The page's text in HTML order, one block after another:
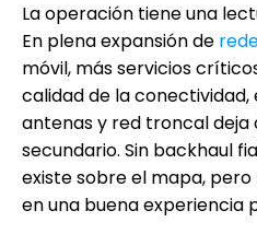
La operación tiene una
En plena expansión de
móvil, más servicios
calidad de la
antenas y red troncal deja
secundario. Sin backhaul
existe sobre el mapa,
en una buena experiencia